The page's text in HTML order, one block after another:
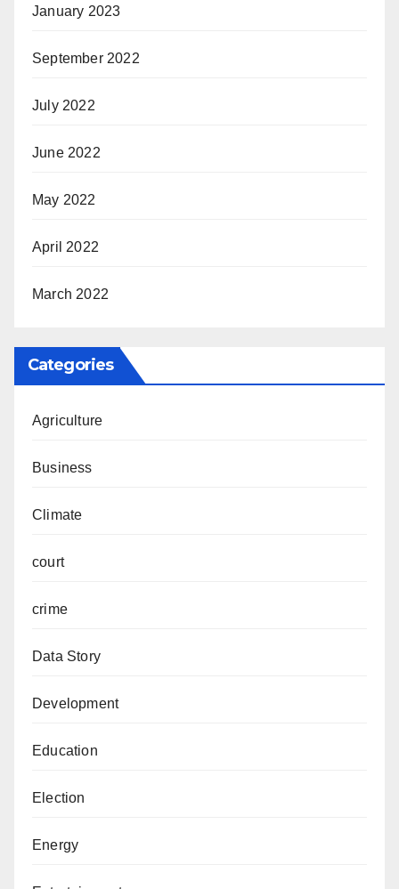
January 2023
September 2022
July 2022
June 2022
May 2022
April 2022
March 2022
Categories
Agriculture
Business
Climate
court
crime
Data Story
Development
Education
Election
Energy